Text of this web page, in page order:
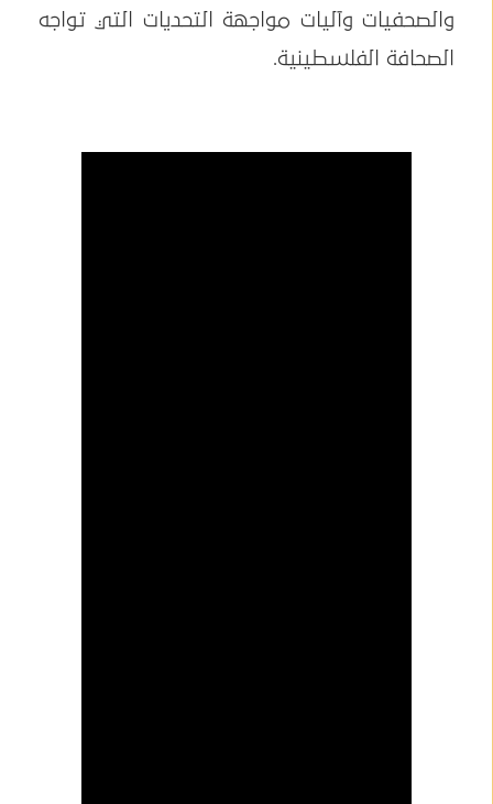
والصحفيات وآليات مواجهة التحديات التي تواجه
الصحافة الفلسطينية.